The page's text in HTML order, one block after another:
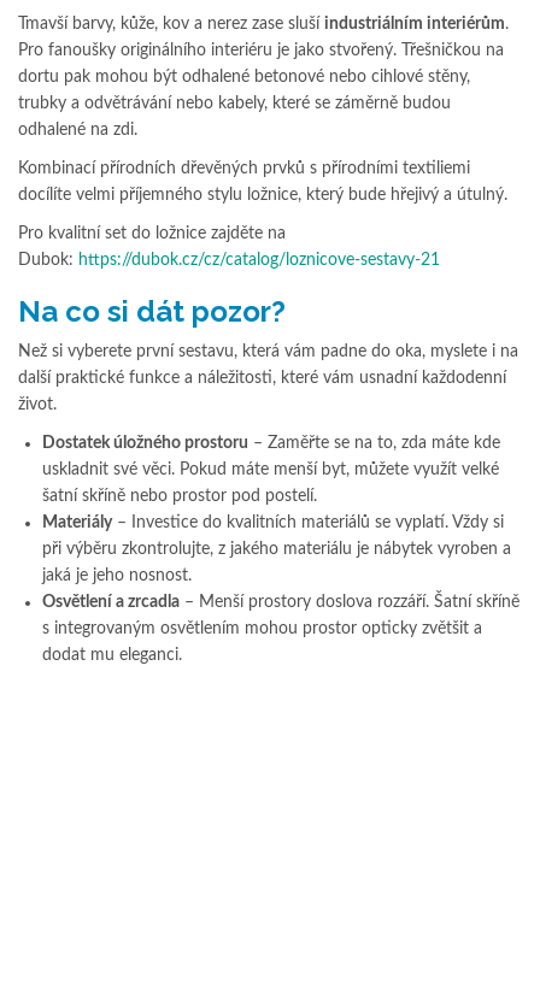
Tmavší barvy, kůže, kov a nerez zase sluší industriálním interiérům.
Pro fanoušky originálního interiéru je jako stvořený. Třešničkou na
dortu pak mohou být odhalené betonové nebo cihlové stěny,
trubky a odvětrávání nebo kabely, které se záměrně budou
odhalené na zdi.
Kombinací přírodních dřevěných prvků s přírodními textiliemi
docílíte velmi příjemného stylu ložnice, který bude hřejivý a útulný.
Pro kvalitní set do ložnice zajděte na
Dubok: https://dubok.cz/cz/catalog/loznicove-sestavy-21
Na co si dát pozor?
Než si vyberete první sestavu, která vám padne do oka, myslete i na
další praktické funkce a náležitosti, které vám usnadní každodenní
život.
Dostatek úložného prostoru – Zaměřte se na to, zda máte kde
uskladnit své věci. Pokud máte menší byt, můžete využít velké
šatní skříně nebo prostor pod postelí.
Materiály– Investice do kvalitních materiálů se vyplatí. Vždy si
při výběru zkontrolujte, z jakého materiálu je nábytek vyroben a
jaká je jeho nosnost.
Osvětlení a zrcadla – Menší prostory doslova rozzáří. Šatní skříně
s integrovaným osvětlením mohou prostor opticky zvětšit a
dodat mu eleganci.